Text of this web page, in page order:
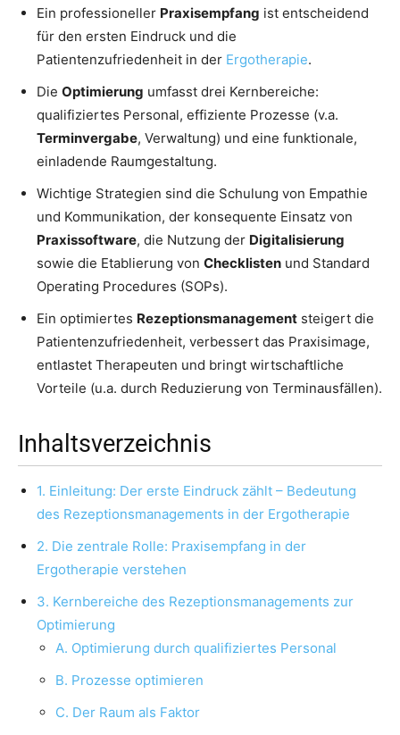
Ein professioneller Praxisempfang ist entscheidend
für den ersten Eindruck und die
Patientenzufriedenheit in der Ergotherapie.
Die Optimierung umfasst drei Kernbereiche:
qualifiziertes Personal, effiziente Prozesse (v.a.
Terminvergabe, Verwaltung) und eine funktionale,
einladende Raumgestaltung.
Wichtige Strategien sind die Schulung von Empathie
und Kommunikation, der konsequente Einsatz von
Praxissoftware, die Nutzung der Digitalisierung
sowie die Etablierung von Checklisten und Standard
Operating Procedures (SOPs).
Ein optimiertes Rezeptionsmanagement steigert die
Patientenzufriedenheit, verbessert das Praxisimage,
entlastet Therapeuten und bringt wirtschaftliche
Vorteile (u.a. durch Reduzierung von Terminausfällen).
Inhaltsverzeichnis
1. Einleitung: Der erste Eindruck zählt – Bedeutung
des Rezeptionsmanagements in der Ergotherapie
2. Die zentrale Rolle: Praxisempfang in der
Ergotherapie verstehen
3. Kernbereiche des Rezeptionsmanagements zur
Optimierung
A. Optimierung durch qualifiziertes Personal
B. Prozesse optimieren
C. Der Raum als Faktor